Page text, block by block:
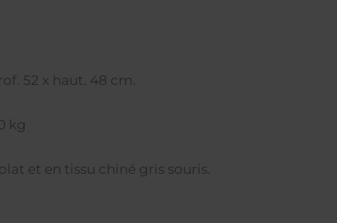
52 x haut. 48 cm.
kg
et en tissu chiné gris souris.